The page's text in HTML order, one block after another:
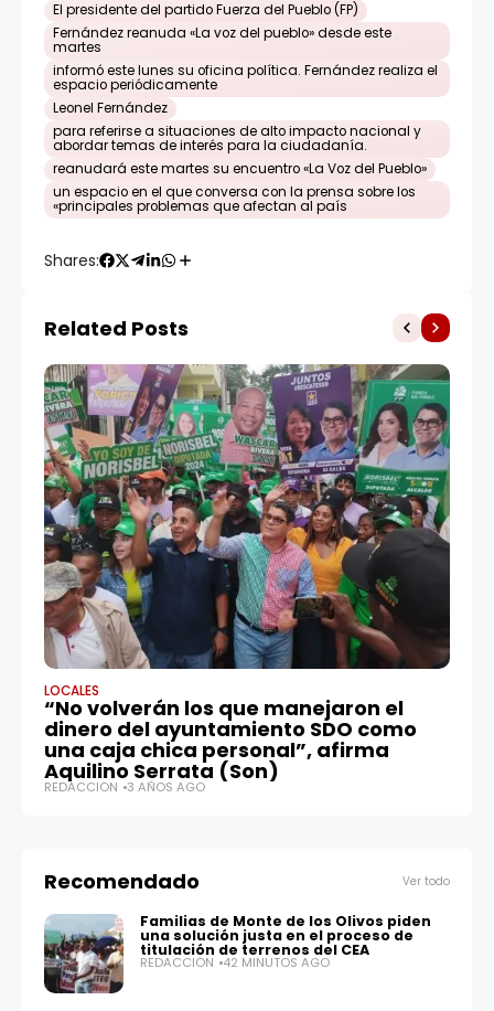
El presidente del partido Fuerza del Pueblo (FP)
Fernández reanuda «La voz del pueblo» desde este
martes
informó este lunes su oficina política. Fernández realiza el
espacio periódicamente
Leonel Fernández
para referirse a situaciones de alto impacto nacional y
abordar temas de interés para la ciudadanía.
reanudará este martes su encuentro «La Voz del Pueblo»
un espacio en el que conversa con la prensa sobre los
«principales problemas que afectan al país
Shares:
Related Posts
LOCALES
“No volverán los que manejaron el
dinero del ayuntamiento SDO como
una caja chica personal”, afirma
Aquilino Serrata (Son)
REDACCIÓN 3 AÑOS AGO
Recomendado Ver todo
Familias de Monte de los Olivos piden
una solución justa en el proceso de
titulación de terrenos del CEA
REDACCIÓN 42 MINUTOS AGO